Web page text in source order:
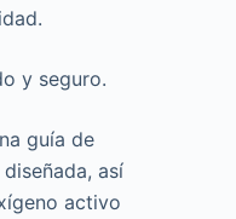
y seguro.
guía de
así
activo